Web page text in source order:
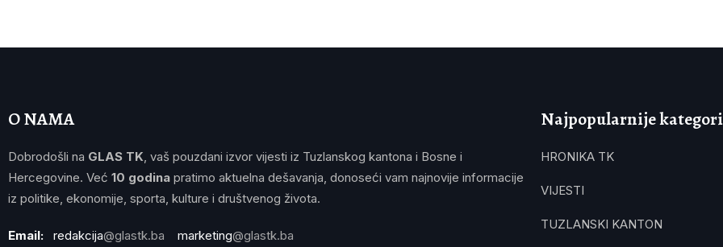
O NAMA
Dobrodošli na GLAS TK, vaš pouzdani izvor vijesti iz Tuzlanskog kantona i Bosne i
Hercegovine. Već 10 godina pratimo aktuelna dešavanja, donoseći vam najnovije informacije
iz politike, ekonomije, sporta, kulture i društvenog života.
Email: redakcija@glastk.ba marketing@glastk.ba
Najpopularnije
HRONIKA TK
VIJESTI
TUZLANSKI KANTON